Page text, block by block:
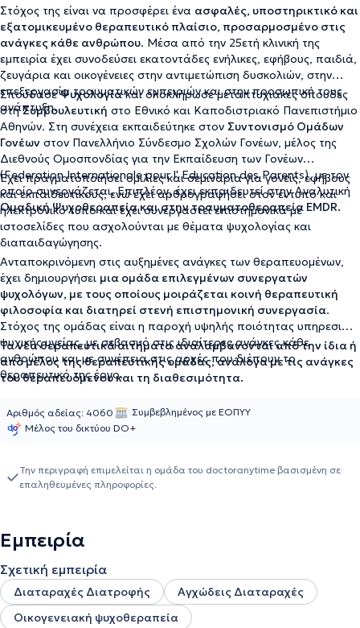
Στόχος της είναι να προσφέρει ένα ασφαλές, υποστηρικτικό και
εξατομικευμένο θεραπευτικό πλαίσιο, προσαρμοσμένο στις
ανάγκες κάθε ανθρώπου. Μέσα από την 25ετή κλινική της
εμπειρία έχει συνοδεύσει εκατοντάδες ενήλικες, εφήβους, παιδιά,
ζευγάρια και οικογένειες στην αντιμετώπιση δυσκολιών, στην
επεξεργασία τραυματικών εμπειριών και στην προσωπική τους
ανάπτυξη.
ΣπούδασεΨυχολογίακαι ολοκλήρωσε μεταπτυχιακές σπουδές
στηΣυμβουλευτική στο Εθνικό και Καποδιστριακό Πανεπιστήμιο
Αθηνών. Στη συνέχεια εκπαιδεύτηκε στον Συντονισμό Ομάδων
Γονέων στον Πανελλήνιο Σύνδεσμο Σχολών Γονέων, μέλος της
Διεθνούς Ομοσπονδίας για την Εκπαίδευση των Γονέων
(Federation Internationale pour l' Education des Parents), με τον
οποίο συνεργάζεται. Επιπλέον, έχει εκπαιδευτεί στην Αναλυτική
Ομαδική Ψυχοθεραπεία και στην τραυματοθεραπεία EMDR.
Έχει πραγματοποιήσει ομιλίες και σεμινάρια για γονείς, εφήβους
και εκπαιδευτικούς, ενώ έχει αρθρογραφήσει στον έντυπο και
ηλεκτρονικό τύπο και έχει συνεργαστεί επιστημονικά με
ιστοσελίδες που ασχολούνται με θέματα ψυχολογίας και
διαπαιδαγώγησης.
Ανταποκρινόμενη στις αυξημένες ανάγκες των θεραπευομένων,
έχει δημιουργήσει μια ομάδα επιλεγμένων συνεργατών
ψυχολόγων, με τους οποίους μοιράζεται κοινή θεραπευτική
φιλοσοφία και διατηρεί στενή επιστημονική συνεργασία.
Στόχος της ομάδας είναι η παροχή υψηλής ποιότητας υπηρεσιών
ψυχικής υγείας, με σεβασμό στις ιδιαίτερες ανάγκες κάθε
ανθρώπου και με συνέπεια στις αρχές που διέπουν το
θεραπευτικό της έργο.
Τα νέα θεραπευτικά αιτήματα αναλαμβάνονται από την ίδια ή
από μέλος της θεραπευτικής ομάδας, ανάλογα με τις ανάγκες
του θεραπευόμενου και τη διαθεσιμότητα.
Αριθμός αδείας: 4060
Συμβεβλημένος με ΕΟΠΥΥ
Μέλος του δικτύου DO+
Την περιγραφή επιμελείται η ομάδα του doctoranytime βασισμένη σε
επαληθευμένες πληροφορίες.
Εμπειρία
Σχετική εμπειρία
Διαταραχές Διατροφής
Αγχώδεις Διαταραχές
Οικογενειακή ψυχοθεραπεία